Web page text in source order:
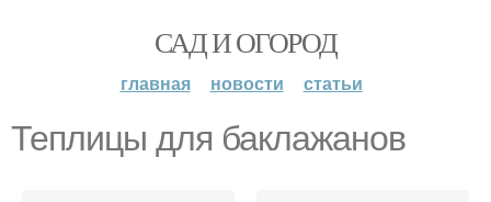
САД И ОГОРОД
главная новости статьи
Теплицы для баклажанов